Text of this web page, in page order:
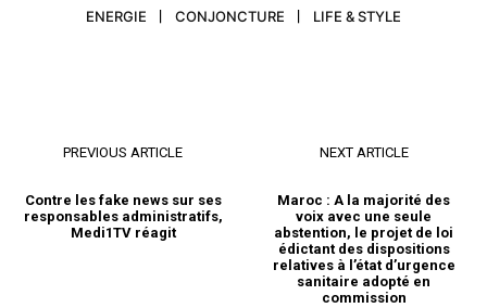
ENERGIE
CONJONCTURE LIFE & STYLE
PREVIOUS ARTICLE
Contre les fake news sur ses
responsables administratifs,
Medi1TV réagit
NEXT ARTICLE
Maroc : A la majorité des
voix avec une seule
abstention, le projet de loi
édictant des dispositions
relatives à l’état d’urgence
sanitaire adopté en
commission